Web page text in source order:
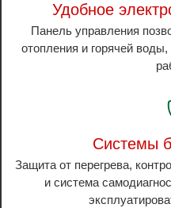
Удобное
Панель управления
отопления и горячей
Системы
Защита от перегрева,
и система